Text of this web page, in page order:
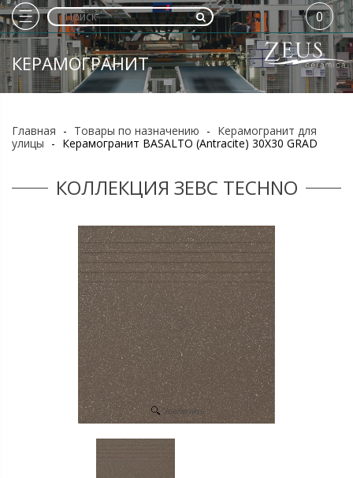
КЕРАМОГРАНИТ
0
Главная - Товары по назначению - Керамогранит для
улицы - Керамогранит BASALTO (Antracite) 30X30 GRAD
КОЛЛЕКЦИЯ ЗЕВС TECHNO
Увеличить